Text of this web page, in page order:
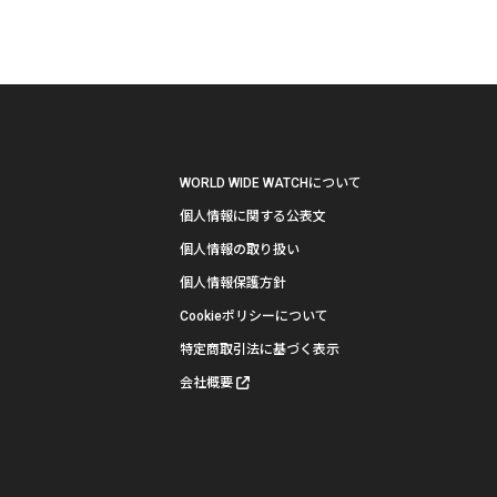
WORLD WIDE WATCHについて
個人情報に関する公表文
個人情報の取り扱い
個人情報保護方針
Cookieポリシーについて
特定商取引法に基づく表示
会社概要